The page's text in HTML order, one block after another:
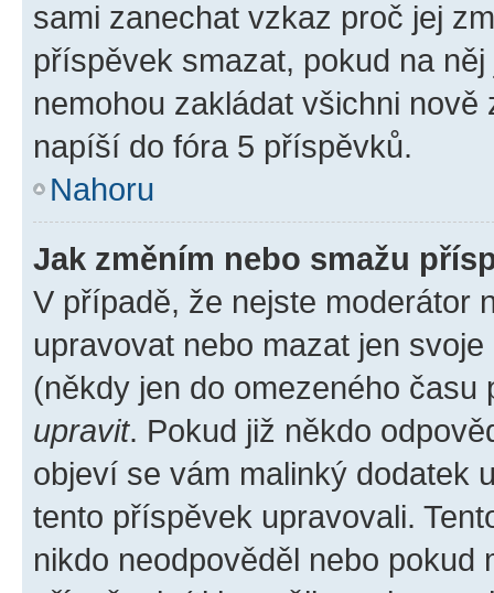
sami zanechat vzkaz proč jej
příspěvek smazat, pokud na
nemohou zakládat všichni
napíší do fóra 5 příspěvků.
Nahoru
Jak změním nebo smažu
V případě, že nejste moderátor
upravovat nebo mazat jen
(někdy jen do omezeného
upravit. Pokud již někdo
objeví se vám malinký dodatek
tento příspěvek upravovali.
nikdo neodpověděl nebo pokud